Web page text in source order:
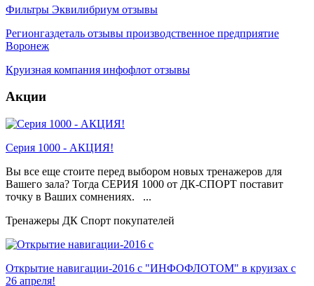
Фильтры Эквилибриум отзывы
Регионгаздеталь отзывы производственное предприятие
Воронеж
Круизная компания инфофлот отзывы
Акции
Серия 1000 - АКЦИЯ!
Вы все еще стоите перед выбором новых тренажеров для
Вашего зала? Тогда СЕРИЯ 1000 от ДК-СПОРТ поставит
точку в Ваших сомнениях. ...
Тренажеры ДК Спорт покупателей
Открытие навигации-2016 с "ИНФОФЛОТОМ" в круизах с
26 апреля!